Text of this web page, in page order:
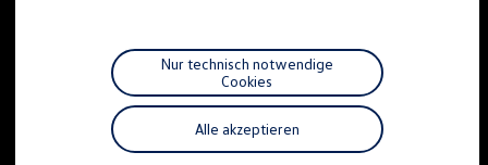
Individualisieren
Wallbox und Ladekabel
Digitale Extras
Dienste für Ihr Modell finden
Volkswagen Apps, Login und Shop
Handy und Fahrzeug verbinden
Alle akzeptieren
Nur technisch notwendige
Cookies